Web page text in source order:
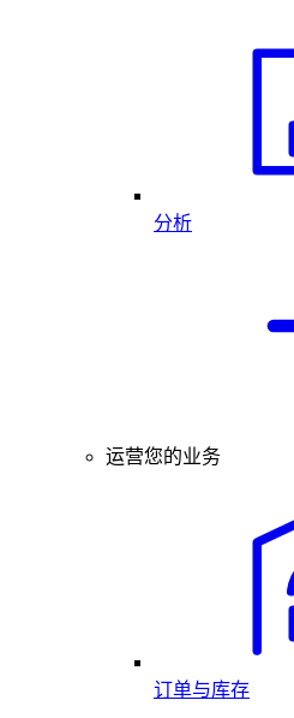
分析
运营您的业务
订单与库存